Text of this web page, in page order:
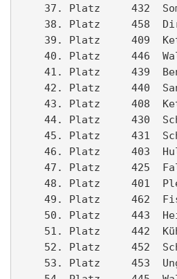
37. Platz     432
38. Platz     458
39. Platz     409
40. Platz     446
41. Platz     439
42. Platz     440
43. Platz     408
44. Platz     430
45. Platz     431
46. Platz     403
47. Platz     425
48. Platz     401
49. Platz     462
50. Platz     443
51. Platz     442
52. Platz     452
53. Platz     453